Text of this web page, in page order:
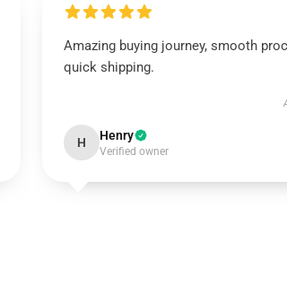
Amazing buying journey, smooth
quick shipping.
H Henry
Verified owner